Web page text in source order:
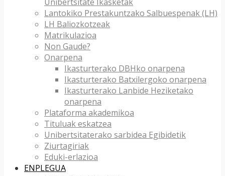
Lantokiko Prestakuntzako Salbuespenak (LH)
LH Baliozkotzeak
Matrikulazioa
Non Gaude?
Onarpena
Ikasturterako DBHko onarpena
Ikasturterako Batxilergoko onarpena
Ikasturterako Lanbide Heziketako
onarpena
Plataforma akademikoa
Tituluak eskatzea
Unibertsitaterako sarbidea Egibidetik
Ziurtagiriak
Eduki-erlazioa
ENPLEGUA